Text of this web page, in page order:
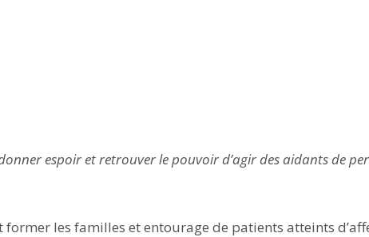
espoir et retrouver le pouvoir d’agir des aidants de
les familles et entourage de patients atteints